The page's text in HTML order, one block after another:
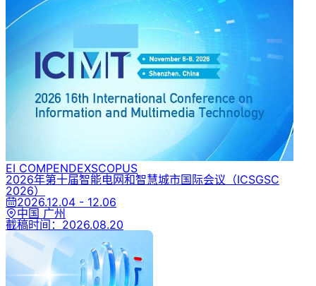
EI COMPENDEXSCOPUS
2026年第十届智能电网和智慧城市国际会议 （ICSGSC
2026）
2026.12.04 - 12.06
中国 广州
截稿时间： 2026.08.20